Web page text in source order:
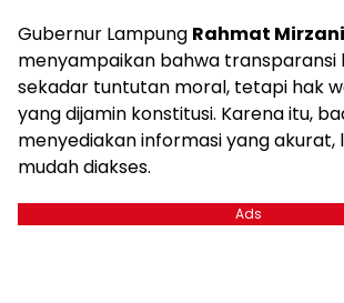
Gubernur Lampung Rahmat
menyampaikan bahwa transparansi
sekadar tuntutan moral, tetapi hak
yang dijamin konstitusi. Karena itu,
menyediakan informasi yang akurat,
mudah diakses.
Ads